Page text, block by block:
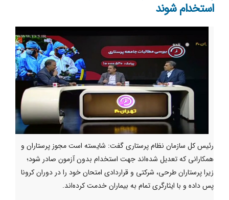
استخدام شوند
رئیس کل سازمان نظام پرستاری گفت: شایسته است مجوز پرستاران و
همکارانی که تعدیل شده‌اند جهت استخدام بدون آزمون صادر شود؛
زیرا پرستاران طرحی، شرکتی و قراردادی امتحان خود را در دوران کرونا
پس داده‌ و با ایثارگری تمام به بیماران خدمت کرده‌اند.